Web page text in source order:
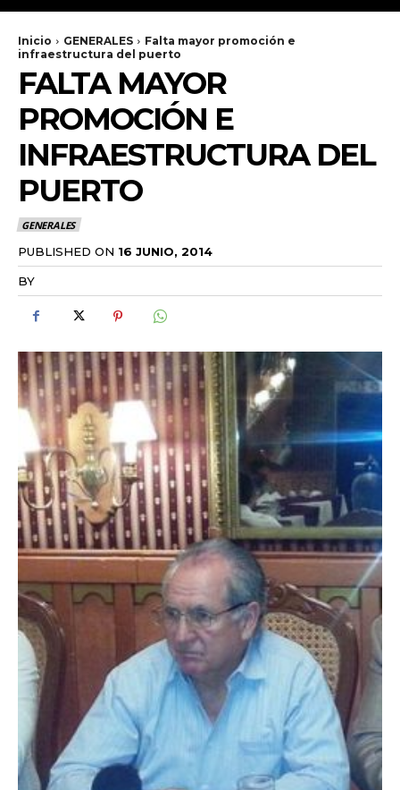
Inicio GENERALES
Falta mayor promoción e
infraestructura del puerto
FALTA MAYOR
PROMOCIÓN E
INFRAESTRUCTURA DEL
PUERTO
GENERALES
PUBLISHED ON 16 JUNIO, 2014
BY